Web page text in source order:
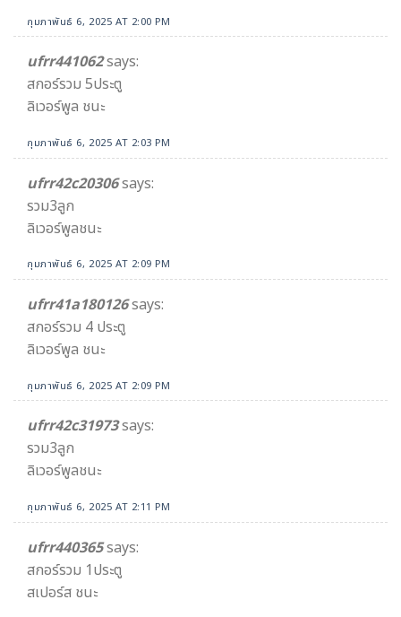
กุมภาพันธ์ 6, 2025 AT 2:00 PM
ufrr441062says:
สกอร์รวม 5ประตู
ลิเวอร์พูล ชนะ
กุมภาพันธ์ 6, 2025 AT 2:03 PM
ufrr42c20306says:
รวม3ลูก
ลิเวอร์พูลชนะ
กุมภาพันธ์ 6, 2025 AT 2:09 PM
ufrr41a180126says:
สกอร์รวม 4 ประตู
ลิเวอร์พูล ชนะ
กุมภาพันธ์ 6, 2025 AT 2:09 PM
ufrr42c31973says:
รวม3ลูก
ลิเวอร์พูลชนะ
กุมภาพันธ์ 6, 2025 AT 2:11 PM
ufrr440365says:
สกอร์รวม 1ประตู
สเปอร์ส ชนะ